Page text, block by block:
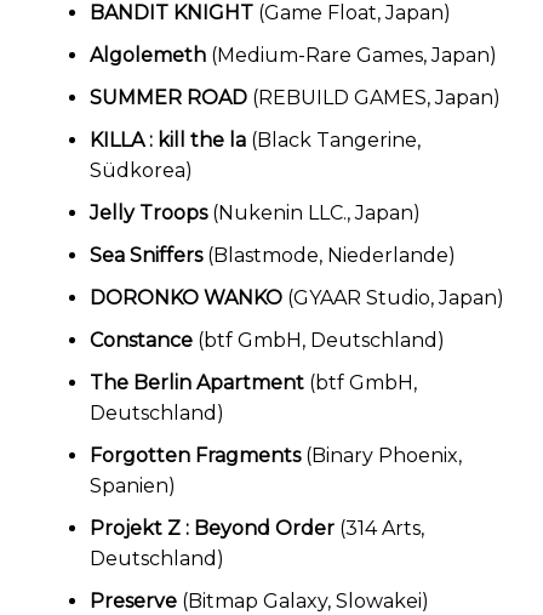
BANDIT KNIGHT(Game Float, Japan)
Algolemeth(Medium-Rare Games, Japan)
SUMMER ROAD(REBUILD GAMES, Japan)
KILLA : kill the la(Black Tangerine,
Südkorea)
Jelly Troops(Nukenin LLC., Japan)
Sea Sniffers(Blastmode, Niederlande)
DORONKO WANKO(GYAAR Studio, Japan)
Constance(btf GmbH, Deutschland)
The Berlin Apartment(btf GmbH,
Deutschland)
Forgotten Fragments(Binary Phoenix,
Spanien)
Projekt Z : Beyond Order(314 Arts,
Deutschland)
Preserve(Bitmap Galaxy, Slowakei)